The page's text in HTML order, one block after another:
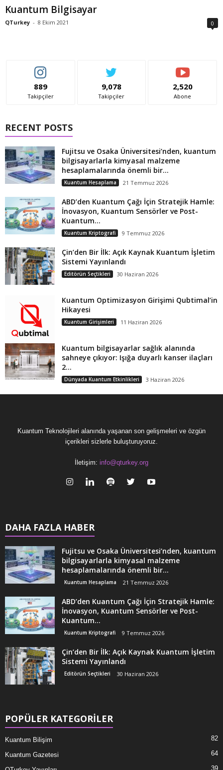
Kuantum Bilgisayar
QTurkey - 8 Ekim 2021 0
889
Takipçiler
9,078
Takipçiler
2,520
Abone
RECENT POSTS
Fujitsu ve Osaka Üniversitesi’nden, kuantum
bilgisayarlarla kimyasal malzeme
hesaplamalarında önemli bir...
Kuantum Hesaplama 21 Temmuz 2026
ABD’den Kuantum Çağı İçin Stratejik Hamle:
İnovasyon, Kuantum Sensörler ve Post-
Kuantum...
Kuantum Kriptografi 9 Temmuz 2026
Çin’den Bir İlk: Açık Kaynak Kuantum İşletim
Sistemi Yayınlandı
Editörün Seçtikleri 30 Haziran 2026
Kuantum Optimizasyon Girişimi Qubtimal’in
Hikayesi
Kuantum Girişimleri 11 Haziran 2026
Kuantum bilgisayarlar sağlık alanında
sahneye çıkıyor: Işığa duyarlı kanser ilaçları
2...
Dünyada Kuantum Etkinlikleri 3 Haziran 2026
Kuantum Teknolojileri alanında yaşanan son gelişmeleri ve özgün
içerikleri sizlerle buluşturuyoruz.
İletişim: info@qturkey.org
DAHA FAZLA HABER
Fujitsu ve Osaka Üniversitesi’nden, kuantum
bilgisayarlarla kimyasal malzeme
hesaplamalarında önemli bir...
Kuantum Hesaplama 21 Temmuz 2026
ABD’den Kuantum Çağı İçin Stratejik Hamle:
İnovasyon, Kuantum Sensörler ve Post-
Kuantum...
Kuantum Kriptografi 9 Temmuz 2026
Çin’den Bir İlk: Açık Kaynak Kuantum İşletim
Sistemi Yayınlandı
Editörün Seçtikleri 30 Haziran 2026
POPÜLER KATEGORİLER
Kuantum Bilişim 82
Kuantum Gazetesi 64
39